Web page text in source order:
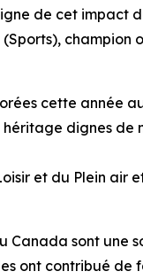
de cet
cette année
dignes
et du Plein air
sont une
ont contribué